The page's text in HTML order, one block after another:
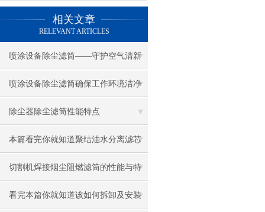
相关文章
RELEVANT ARTICLES
喷涂设备除尘滤筒——守护空气清新
的卫士
喷涂设备除尘滤筒确保工作环境洁净
与健康
除尘器除尘滤筒性能特点
本篇看完你就知道聚结油水分离滤芯
的原理了
切割机焊接烟尘阻燃滤筒的性能与特
点是什么？
看完本篇你就知道该如何拆卸及安装